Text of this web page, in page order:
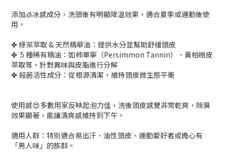
添加🧊冰感成分，洗頭後有明顯降溫效果，適合夏季或運動後使
用。
✤ 綠茶萃取 & 天然精華油：提供水分並幫助舒緩頭皮
✤ 5 種稀有精油：如柿單寧（Persimmon Tannin）、黃柏樹皮
萃取等，針對異味與皮脂進行分解
✤ 殺菌活性成分：從根源清潔，維持頭皮微生態平衡
使用感😍多數用家反映起泡力佳，洗後頭皮感覺非常乾爽，除臭
效果顯著，能讓清爽感維持到下午。
適用人群：特別適合易出汗、油性頭皮、運動愛好者或擔心有
「男人味」的族群。